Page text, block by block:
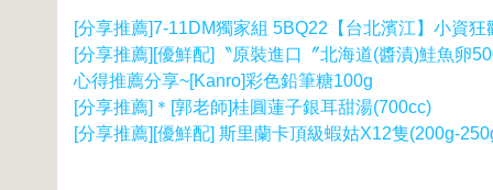
[分享推薦]7-11DM獨家組 5BQ22【台北濱江】小資狂
[分享推薦][優鮮配]〝原裝進口〞北海道(醬漬)鮭魚卵
心得推薦分享~[Kanro]彩色鉛筆糖100g
[分享推薦]＊[郭老師]桂圓蓮子銀耳甜湯(700cc)
[分享推薦][優鮮配] 斯里蘭卡頂級蝦姑X12隻(200g-